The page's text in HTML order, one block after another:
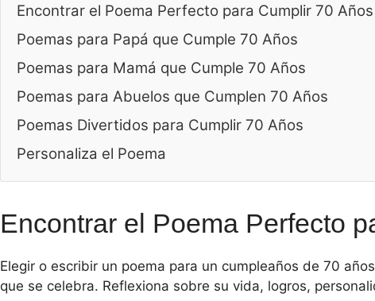
Encontrar el Poema Perfecto para Cumplir 70 Años
Poemas para Papá que Cumple 70 Años
Poemas para Mamá que Cumple 70 Años
Poemas para Abuelos que Cumplen 70 Años
Poemas Divertidos para Cumplir 70 Años
Personaliza el Poema
Encontrar el Poema Perfecto
Elegir o escribir un poema para un cumpleaños de 70
que se celebra. Reflexiona sobre su vida, logros,